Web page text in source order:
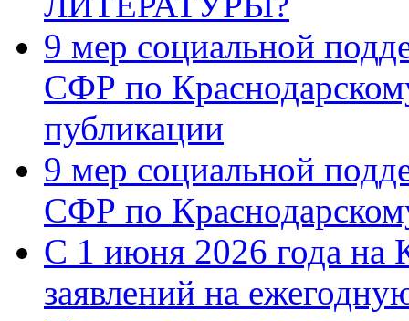
9 мер социальной
СФР по
публикации
9 мер социальной
СФР по
С 1 июня 2026 года на
заявлений на